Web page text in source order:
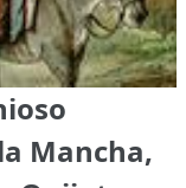
Mancha,